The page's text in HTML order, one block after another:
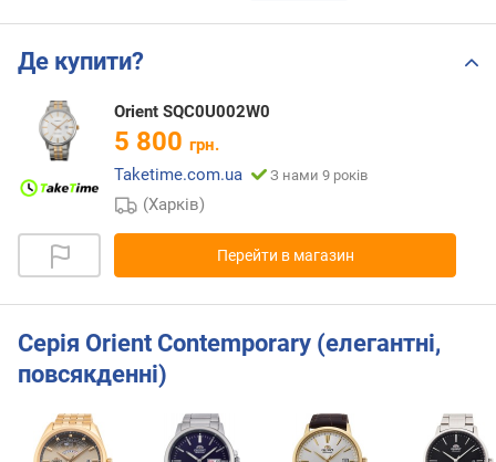
Де купити?
Orient SQC0U002W0
5 800 грн.
Taketime.com.ua
З нами 9 років
(Харків)
Перейти в магазин
Серія Orient Contemporary (елегантні,
повсякденні)